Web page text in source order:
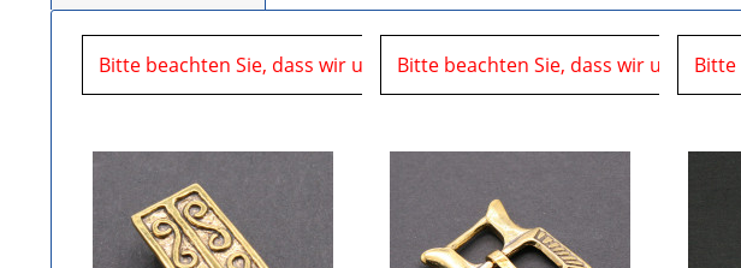
Bitte beachten Sie, dass wir uns in der Zeit vom 06.08.2026 bis
Bitte beachten Sie, dass wir uns inBitte